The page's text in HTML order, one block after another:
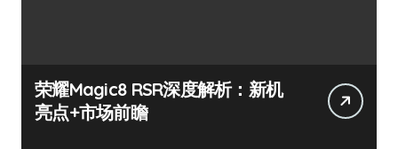
荣耀Magic8 RSR深度解析：新机
亮点+市场前瞻